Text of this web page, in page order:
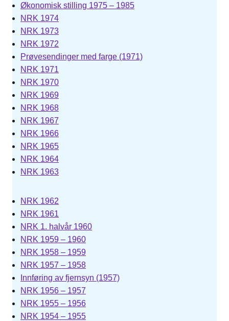
Økonomisk stilling 1975 – 1985
NRK 1974
NRK 1973
NRK 1972
Prøvesendinger med farge (1971)
NRK 1971
NRK 1970
NRK 1969
NRK 1968
NRK 1967
NRK 1966
NRK 1965
NRK 1964
NRK 1963
NRK 1962
NRK 1961
NRK 1. halvår 1960
NRK 1959 – 1960
NRK 1958 – 1959
NRK 1957 – 1958
Innføring av fjernsyn (1957)
NRK 1956 – 1957
NRK 1955 – 1956
NRK 1954 – 1955